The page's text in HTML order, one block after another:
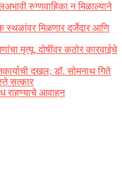
रुग्णवाहिका न मिळाल्याने
स्थळांवर मिळणार दर्जेदार आणि
मृत्यू, दोषींवर कठोर कारवाईचे
दखल; डॉ. सोमनाथ गिते
सत्कार
राहण्याचे आवाहन